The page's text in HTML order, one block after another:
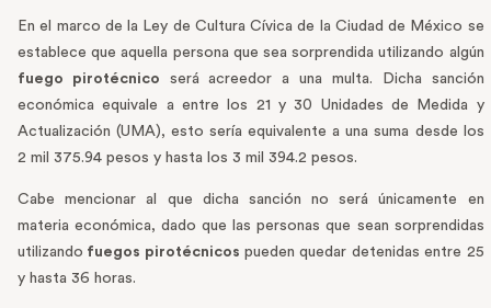
En el marco de la Ley de Cultura Cívica de la Ciudad de México se
establece que aquella persona que sea sorprendida utilizando algún
fuego pirotécnico será acreedor a una multa. Dicha sanción
económica equivale a entre los 21 y 30 Unidades de Medida y
Actualización (UMA), esto sería equivalente a una suma desde los
2 mil 375.94 pesos y hasta los 3 mil 394.2 pesos.
Cabe mencionar al que dicha sanción no será únicamente en
materia económica, dado que las personas que sean sorprendidas
utilizando fuegos pirotécnicos pueden quedar detenidas entre 25
y hasta 36 horas.